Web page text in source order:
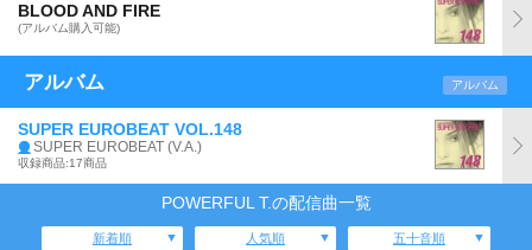
BLOOD AND FIRE
(アルバム購入可能)
アルバム アルバム
SUPER EUROBEAT VOL.148
SUPER EUROBEAT (V.A.)
収録商品:17商品
POWERFUL T.の配信曲一覧
新着順 人気順 五十音順